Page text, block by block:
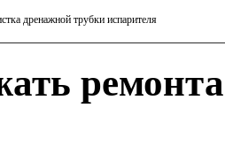
дренажной трубки испарителя